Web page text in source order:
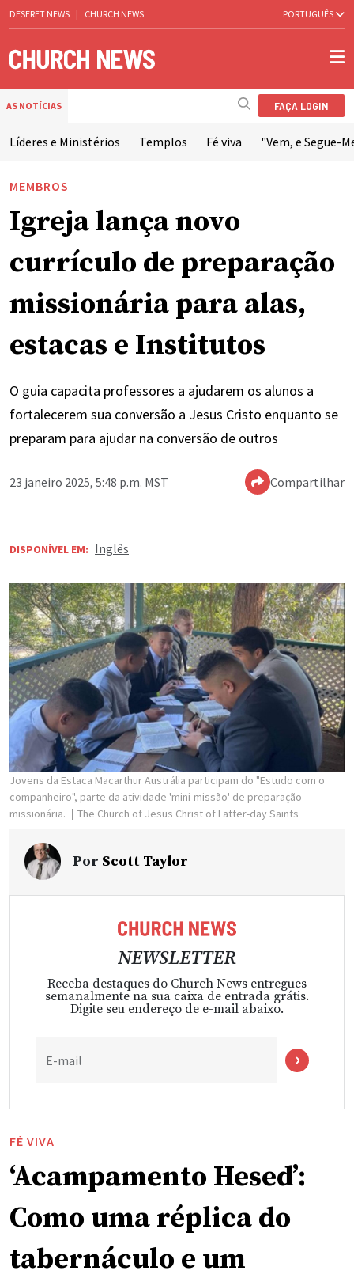
DESERET NEWS | CHURCH NEWS PORTUGUÊS
AS NOTÍCIAS FAÇA LOGIN
Líderes e Ministérios Templos Fé viva "Vem, e Segue-
MEMBROS
Igreja lança novo
currículo de preparação
missionária para alas,
estacas e Institutos
O guia capacita professores a ajudarem os alunos a
fortalecerem sua conversão a Jesus Cristo enquanto se
preparam para ajudar na conversão de outros
23 janeiro 2025, 5:48 p.m. MST Compartilhar
DISPONÍVEL EM: Inglês
Jovens da Estaca Macarthur Austrália participam do "Estudo com o
companheiro", parte da atividade 'mini-missão' de preparação
missionária.
The Church of Jesus Christ of Latter-day Saints
Por Scott Taylor
NEWSLETTER
Receba destaques do Church News entregues
semanalmente na sua caixa de entrada grátis.
Digite seu endereço de e-mail abaixo.
E-mail
FÉ VIVA
‘Acampamento Hesed’:
Como uma réplica do
tabernáculo e um